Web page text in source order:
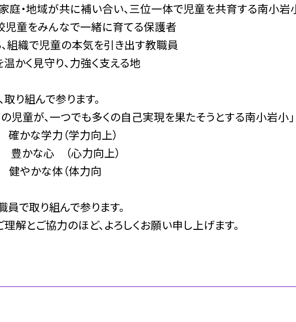
庭・地域が共に補い合い、三位一体で児童を共育する南小岩
校児童をみんなで一緒に育てる保護者
、組織で児童の本気を引き出す教職員
温かく見守り、力強く支える地
り組んで参ります。
児童が、一つでも多くの自己実現を果たそうとする南小岩小」
な学力（学力向上）
豊かな心 （心力向上）
やかな体（体力向
り組んで参ります。
解とご協力のほど、よろしくお願い申し上げます。